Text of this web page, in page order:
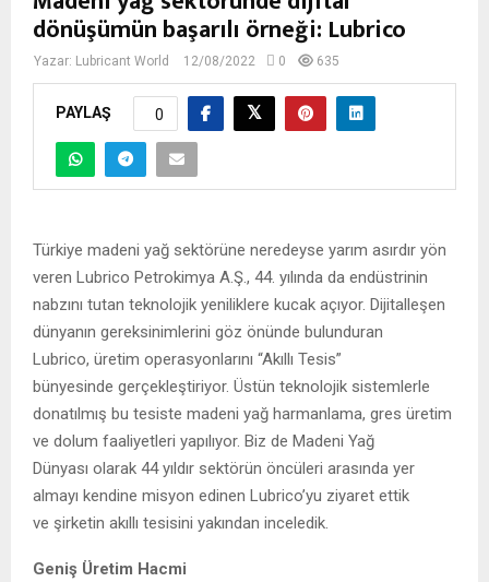
dönüşümün başarılı örneği: Lubrico
Yazar: Lubricant World 12/08/2022 0 635
PAYLAŞ 0
Türkiye madeni yağ sektörüne neredeyse yarım asırdır yön
veren Lubrico Petrokimya A.Ş., 44. yılında da endüstrinin
nabzını tutan teknolojik yeniliklere kucak açıyor. Dijitalleşen
dünyanın gereksinimlerini göz önünde bulunduran
Lubrico, üretim operasyonlarını “Akıllı Tesis”
bünyesinde gerçekleştiriyor. Üstün teknolojik sistemlerle
donatılmış bu tesiste madeni yağ harmanlama, gres üretim
ve dolum faaliyetleri yapılıyor. Biz de Madeni Yağ
Dünyası olarak 44 yıldır sektörün öncüleri arasında yer
almayı kendine misyon edinen Lubrico’yu ziyaret ettik
ve şirketin akıllı tesisini yakından inceledik.
Geniş Üretim Hacmi